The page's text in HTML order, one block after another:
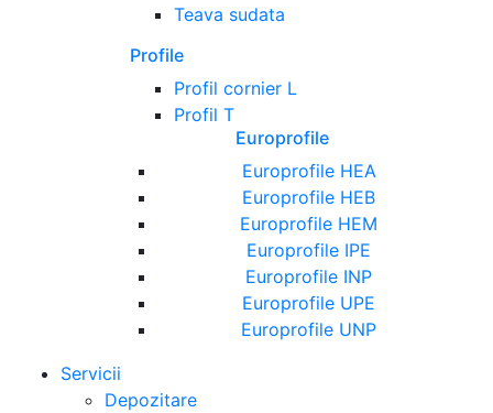
Teava sudata
Profile
Profil cornier L
Profil T
Europrofile
Europrofile HEA
Europrofile HEB
Europrofile HEM
Europrofile IPE
Europrofile INP
Europrofile UPE
Europrofile UNP
Servicii
Depozitare